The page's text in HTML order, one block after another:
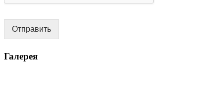
Отправить
Галерея